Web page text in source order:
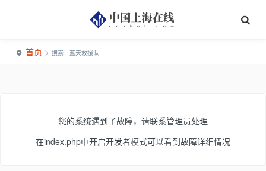
首页 > 搜索：蓝天救援队
您的系统遇到了故障，请联系管理员处理
在index.php中开启开发者模式可以看到故障详细情况